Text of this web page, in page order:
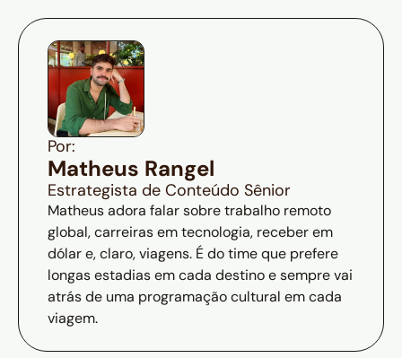
Por:
Matheus Rangel
Estrategista de Conteúdo Sênior
Matheus adora falar sobre trabalho remoto
global, carreiras em tecnologia, receber em
dólar e, claro, viagens. É do time que prefere
longas estadias em cada destino e sempre vai
atrás de uma programação cultural em cada
viagem.